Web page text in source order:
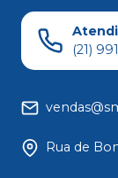
(21)
Rua de